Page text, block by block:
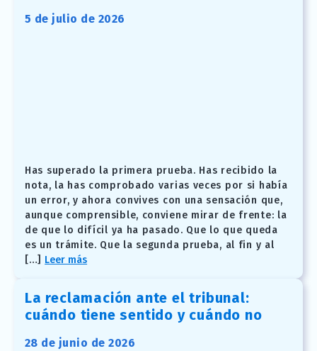
5 de julio de 2026
Has superado la primera prueba. Has recibido la
nota, la has comprobado varias veces por si había
un error, y ahora convives con una sensación que,
aunque comprensible, conviene mirar de frente: la
de que lo difícil ya ha pasado. Que lo que queda
es un trámite. Que la segunda prueba, al fin y al
[…] Leer más
La reclamación ante el tribunal:
cuándo tiene sentido y cuándo no
28 de junio de 2026